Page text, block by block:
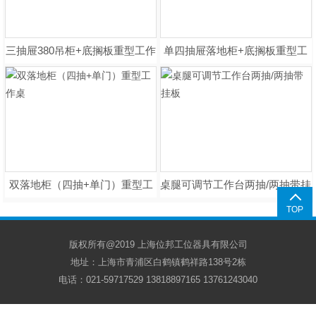
三抽屉380吊柜+底搁板重型工作
桌
单四抽屉落地柜+底搁板重型工
作桌
双落地柜（四抽+单门）重型工 桌腿可调节工作台两抽/两抽带挂
TOP
版权所有@2019 上海位邦工位器具有限公司
地址：上海市青浦区白鹤镇鹤祥路138号2栋
电话：021-59717529 13818897165 13761243040